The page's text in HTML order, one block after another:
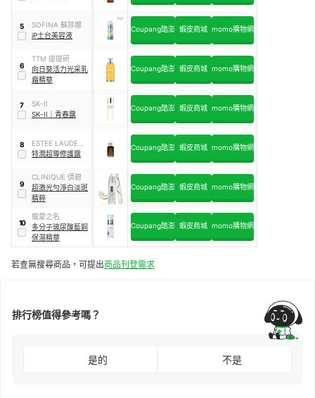
5
SOFINA 蘇菲娜
iP土台美容液
Coupang酷澎 蝦皮商城 momo購物網
6
TTM 提提研
向日葵活力光采乳
霜精華
Coupang酷澎 蝦皮商城 momo購物網
7
SK-II
SK-II
青春露
Coupang酷澎 蝦皮商城 momo購物網
8
ESTEE LAUDER
雅詩蘭黛
特潤超導修護露
Coupang酷澎 蝦皮商城 momo購物網
9
CLINIQUE 倩碧
超激光勻淨白淡斑
精粹
Coupang酷澎 蝦皮商城 momo購物網
10
寵愛之名
多分子玻尿酸藍銅
保濕精華
Coupang酷澎 蝦皮商城 momo購物網
若查無搜尋商品，可提出商品刊登需求
排行榜值得參考嗎？
是的 不是